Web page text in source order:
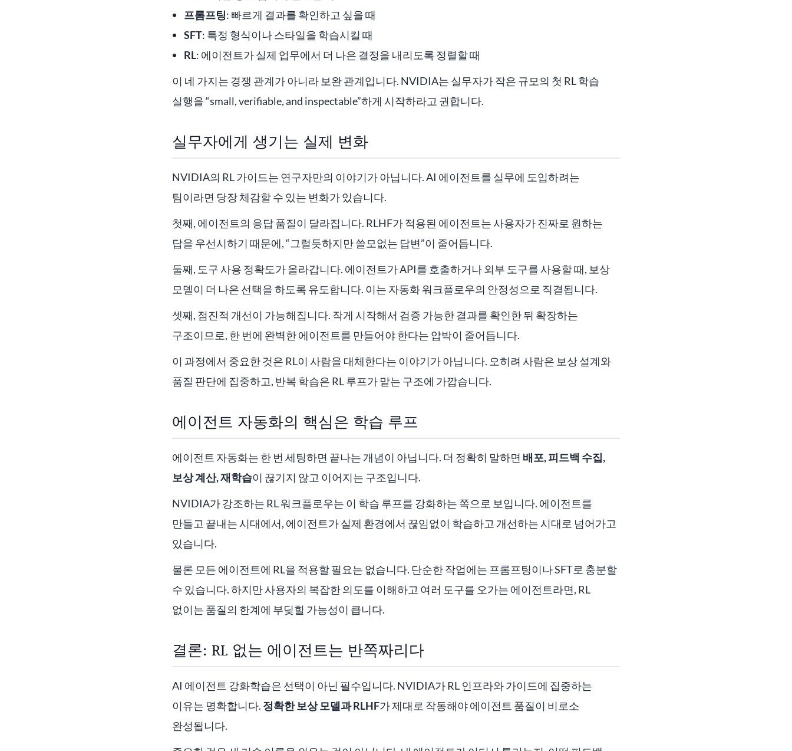
프롬프팅: 빠르게 결과를 확인하고 싶을 때
SFT: 특정 형식이나 스타일을 학습시킬 때
RL: 에이전트가 실제 업무에서 더 나은 결정을 내리도록 정렬할 때
이 네 가지는 경쟁 관계가 아니라 보완 관계입니다. NVIDIA는 실무자가 작은 규모의 첫 RL 학습
실행을 “small, verifiable, and inspectable”하게 시작하라고 권합니다.
실무자에게 생기는 실제 변화
NVIDIA의 RL 가이드는 연구자만의 이야기가 아닙니다. AI 에이전트를 실무에 도입하려는
팀이라면 당장 체감할 수 있는 변화가 있습니다.
첫째, 에이전트의 응답 품질이 달라집니다. RLHF가 적용된 에이전트는 사용자가 진짜로 원하는
답을 우선시하기 때문에, “그럴듯하지만 쓸모없는 답변”이 줄어듭니다.
둘째, 도구 사용 정확도가 올라갑니다. 에이전트가 API를 호출하거나 외부 도구를 사용할 때, 보상
모델이 더 나은 선택을 하도록 유도합니다. 이는 자동화 워크플로우의 안정성으로 직결됩니다.
셋째, 점진적 개선이 가능해집니다. 작게 시작해서 검증 가능한 결과를 확인한 뒤 확장하는
구조이므로, 한 번에 완벽한 에이전트를 만들어야 한다는 압박이 줄어듭니다.
이 과정에서 중요한 것은 RL이 사람을 대체한다는 이야기가 아닙니다. 오히려 사람은 보상 설계와
품질 판단에 집중하고, 반복 학습은 RL 루프가 맡는 구조에 가깝습니다.
에이전트 자동화의 핵심은 학습 루프
에이전트 자동화는 한 번 세팅하면 끝나는 개념이 아닙니다. 더 정확히 말하면 배포, 피드백 수집,
보상 계산, 재학습이 끊기지 않고 이어지는 구조입니다.
NVIDIA가 강조하는 RL 워크플로우는 이 학습 루프를 강화하는 쪽으로 보입니다. 에이전트를
만들고 끝내는 시대에서, 에이전트가 실제 환경에서 끊임없이 학습하고 개선하는 시대로 넘어가고
있습니다.
물론 모든 에이전트에 RL을 적용할 필요는 없습니다. 단순한 작업에는 프롬프팅이나 SFT로 충분할
수 있습니다. 하지만 사용자의 복잡한 의도를 이해하고 여러 도구를 오가는 에이전트라면, RL
없이는 품질의 한계에 부딪힐 가능성이 큽니다.
결론: RL 없는 에이전트는 반쪽짜리다
AI 에이전트 강화학습은 선택이 아닌 필수입니다. NVIDIA가 RL 인프라와 가이드에 집중하는
이유는 명확합니다. 정확한 보상 모델과 RLHF가 제대로 작동해야 에이전트 품질이 비로소
완성됩니다.